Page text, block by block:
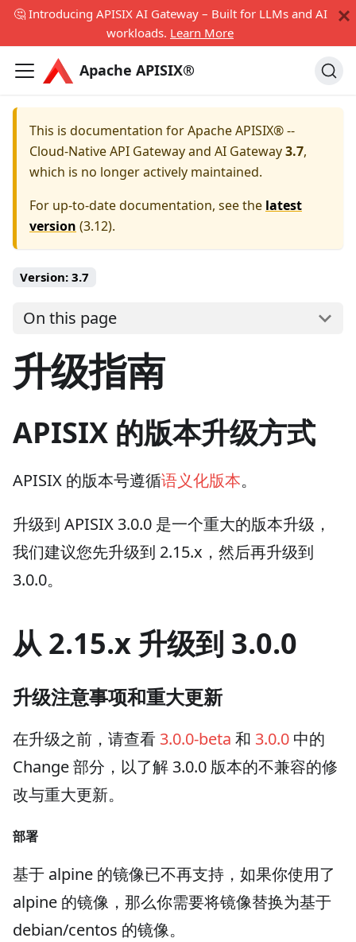
🤔 Introducing APISIX AI Gateway – Built for LLMs and AI
workloads. Learn More
Apache APISIX®
This is documentation forApache APISIX® --
Cloud-Native API Gateway and AI Gateway3.7,
which is no longer actively maintained.
For up-to-date documentation, see the latest
version (3.12).
Version: 3.7
On this page
升级指南
APISIX 的版本升级方式
APISIX 的版本号遵循语义化版本。
升级到 APISIX 3.0.0 是一个重大的版本升级，
我们建议您先升级到 2.15.x，然后再升级到
3.0.0。
从 2.15.x 升级到 3.0.0
升级注意事项和重大更新
在升级之前，请查看 3.0.0-beta 和 3.0.0 中的
Change 部分，以了解 3.0.0 版本的不兼容的修
改与重大更新。
部署
基于 alpine 的镜像已不再支持，如果你使用了
alpine 的镜像，那么你需要将镜像替换为基于
debian/centos 的镜像。